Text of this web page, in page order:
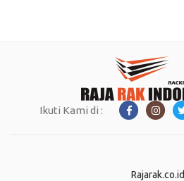
Ikuti Kami di :
Rajarak.co.id